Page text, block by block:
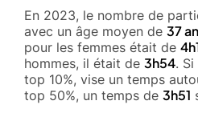
En 2023, le nombre de
avec un âge moyen de 37
pour les femmes était de
hommes, il était de 3h54.
top 10%, vise un temps
top 50%, un temps de 3h51